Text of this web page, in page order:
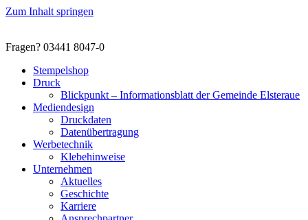
Zum Inhalt springen
Fragen? 03441 8047-0
Stempelshop
Druck
Blickpunkt – Informationsblatt der Gemeinde Elsteraue
Mediendesign
Druckdaten
Datenübertragung
Werbetechnik
Klebehinweise
Unternehmen
Aktuelles
Geschichte
Karriere